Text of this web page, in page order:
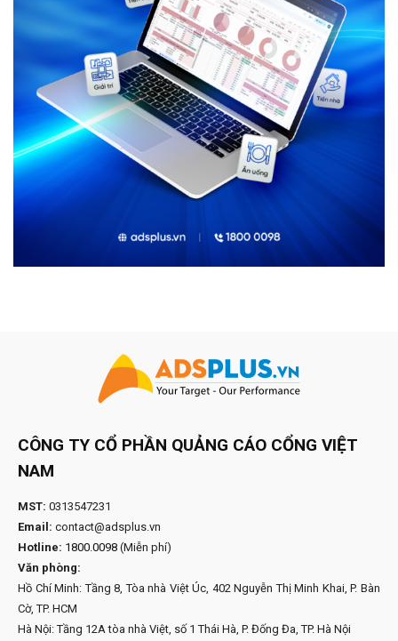
CÔNG TY CỔ PHẦN QUẢNG CÁO CỔNG VIỆT
NAM
MST: 0313547231
Email: contact@adsplus.vn
Hotline: 1800.0098 (Miễn phí)
Văn phòng:
Hồ Chí Minh: Tầng 8, Tòa nhà Việt Úc, 402 Nguyễn Thị Minh Khai, P. Bàn
Cờ, TP. HCM
Hà Nội: Tầng 12A tòa nhà Việt, số 1 Thái Hà, P. Đống Đa, TP. Hà Nội